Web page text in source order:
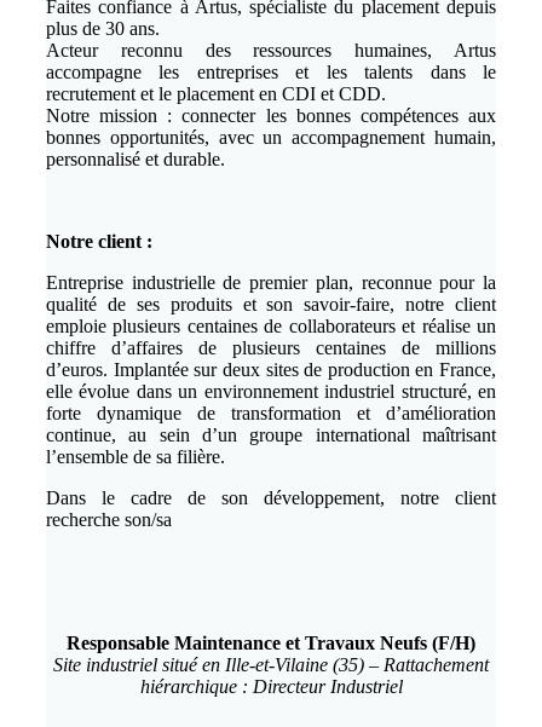
Faites confiance à Artus, spécialiste du placement depuis
plus de 30 ans.
Acteur reconnu des ressources humaines, Artus
accompagne les entreprises et les talents dans le
recrutement et le placement en CDI et CDD.
Notre mission : connecter les bonnes compétences aux
bonnes opportunités, avec un accompagnement humain,
personnalisé et durable.
Notre client :
Entreprise industrielle de premier plan, reconnue pour la
qualité de ses produits et son savoir-faire, notre client
emploie plusieurs centaines de collaborateurs et réalise un
chiffre d’affaires de plusieurs centaines de millions
d’euros. Implantée sur deux sites de production en France,
elle évolue dans un environnement industriel structuré, en
forte dynamique de transformation et d’amélioration
continue, au sein d’un groupe international maîtrisant
l’ensemble de sa filière.
Dans le cadre de son développement, notre client
recherche son/sa
Responsable Maintenance et Travaux Neufs (F/H)
Site industriel situé en Ille-et-Vilaine (35) – Rattachement
hiérarchique : Directeur Industriel